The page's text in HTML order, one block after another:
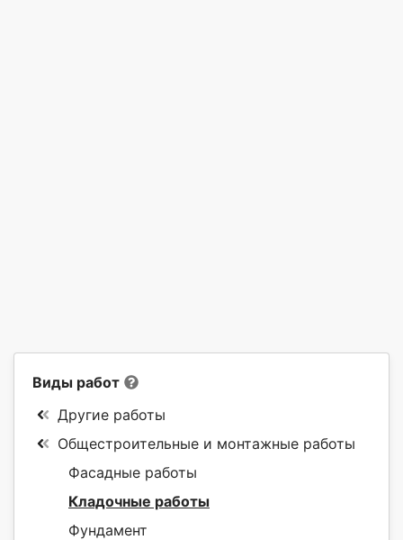
Виды работ
Другие работы
Общестроительные и монтажные работы
Фасадные работы
Кладочные работы
Фундамент